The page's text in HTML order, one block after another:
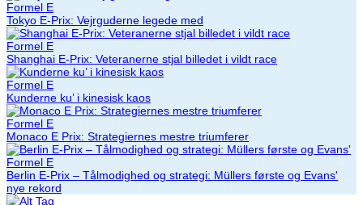
Formel E
Tokyo E-Prix: Vejrguderne legede med
Formel E
Shanghai E-Prix: Veteranerne stjal billedet i vildt race
Formel E
Kunderne ku’ i kinesisk kaos
Formel E
Monaco E Prix: Strategiernes mestre triumferer
Formel E
Berlin E-Prix – Tålmodighed og strategi: Müllers første og Evans'
nye rekord